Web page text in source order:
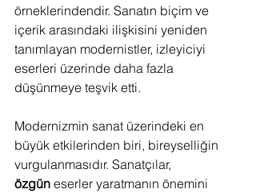
örneklerindendir. Sanatın biçim ve
içerik arasındaki ilişkisini yeniden
tanımlayan modernistler, izleyiciyi
eserleri üzerinde daha fazla
düşünmeye teşvik etti.
Modernizmin sanat üzerindeki en
büyük etkilerinden biri, bireyselliğin
vurgulanmasıdır. Sanatçılar,
özgün eserler yaratmanın önemini